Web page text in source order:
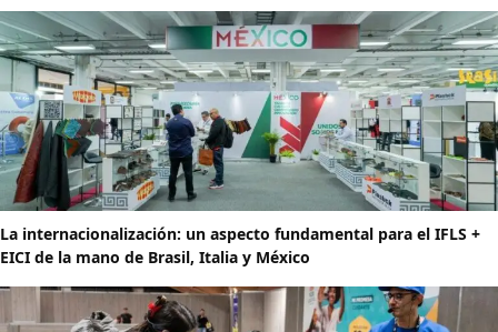
La internacionalización: un aspecto fundamental para el IFLS +
EICI de la mano de Brasil, Italia y México